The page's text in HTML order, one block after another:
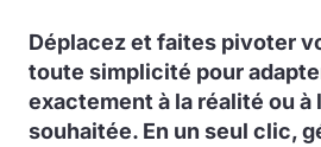
Déplacez et faites pivoter
toute simplicité pour
exactement à la réalité ou
souhaitée. En un seul clic,